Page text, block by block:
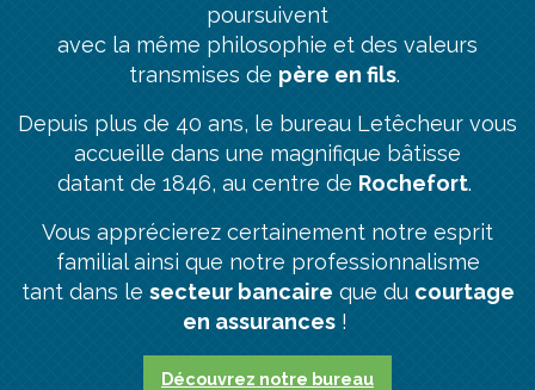
poursuivent
avec la même philosophie et des valeurs
transmises de père en fils.
Depuis plus de 40 ans, le bureau Letêcheur vous
accueille dans une magnifique bâtisse
datant de 1846, au centre de Rochefort.
Vous apprécierez certainement notre esprit
familial ainsi que notre professionnalisme
tant dans le secteur bancaire que du courtage
en assurances!
Découvrez notre bureau